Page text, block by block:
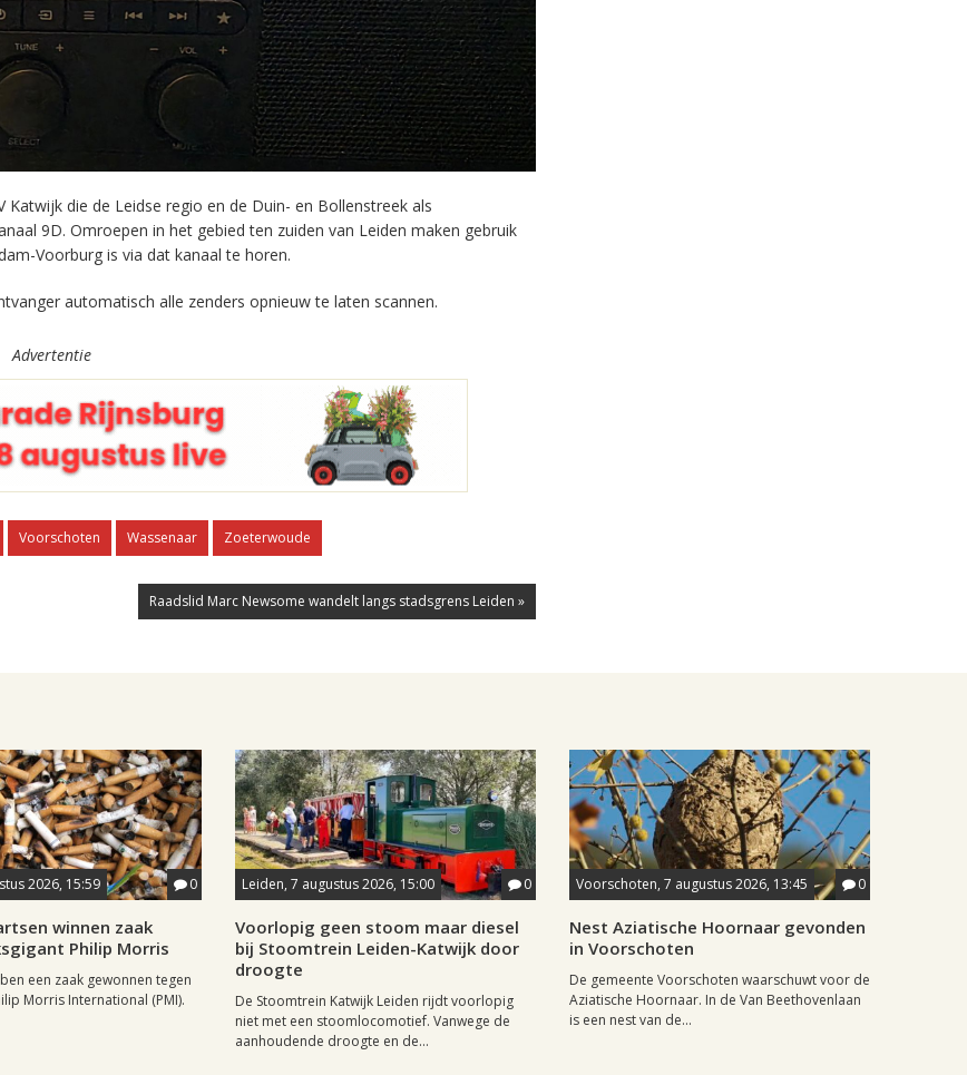
die de Leidse regio en de Duin- en Bollenstreek als
9D. Omroepen in het gebied ten zuiden van Leiden maken gebruik
Voorburg is via dat kanaal te horen.
automatisch alle zenders opnieuw te laten scannen.
Advertentie
Voorschoten Wassenaar Zoeterwoude
Raadslid Marc Newsome wandelt langs stadsgrens Leiden »
2026, 15:59 0
winnen zaak
Philip Morris
een zaak gewonnen tegen
Morris International (PMI).
Leiden, 7 augustus 2026, 15:00 0
Voorlopig geen stoom maar diesel
bij Stoomtrein Leiden-Katwijk door
droogte
De Stoomtrein Katwijk Leiden rijdt voorlopig
niet met een stoomlocomotief. Vanwege de
aanhoudende droogte en de...
Voorschoten, 7 augustus 2026, 13:45 0
Nest Aziatische Hoornaar gevonden
in Voorschoten
De gemeente Voorschoten waarschuwt voor de
Aziatische Hoornaar. In de Van Beethovenlaan
is een nest van de...